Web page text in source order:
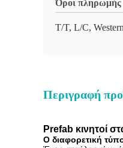
Όροι πληρωμής
T/T, L/C,
Περιγραφή
Prefab κινητοί
Ο διαφορετική